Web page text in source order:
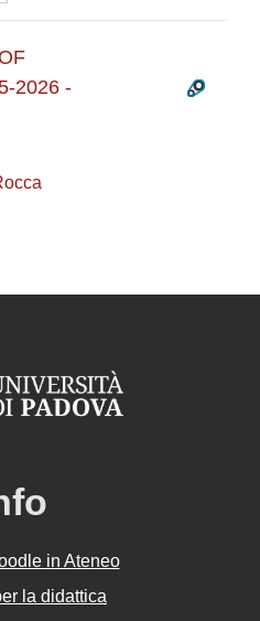
2026 -
in Ateneo
la didattica